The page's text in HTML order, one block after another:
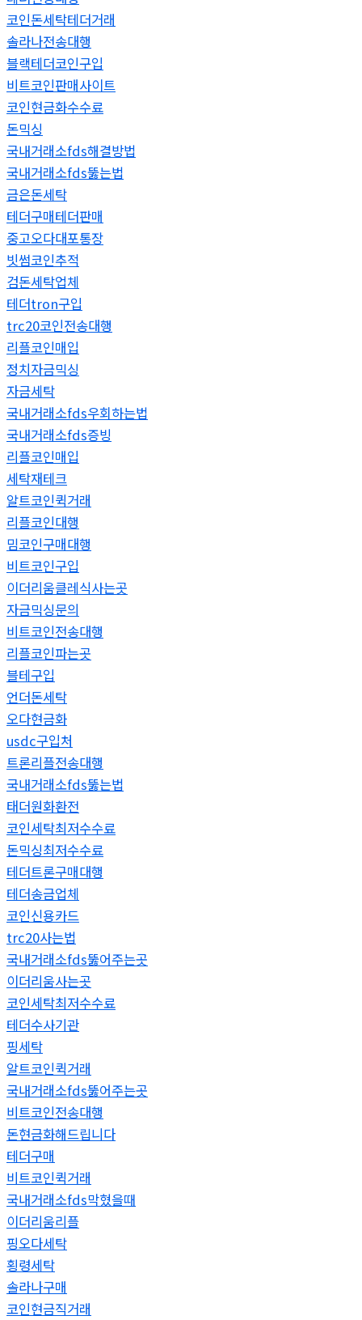
코인돈세탁테더거래
솔라나전송대행
블랙테더코인구입
비트코인판매사이트
코인현금화수수료
돈믹싱
국내거래소fds해결방법
국내거래소fds뚫는법
금은돈세탁
테더구매테더판매
중고오다대포통장
빗썸코인추적
검돈세탁업체
테더tron구입
trc20코인전송대행
리플코인매입
정치자금믹싱
자금세탁
국내거래소fds우회하는법
국내거래소fds증빙
리플코인매입
세탁재테크
알트코인퀵거래
리플코인대행
밈코인구매대행
비트코인구입
이더리움클레식사는곳
자금믹싱문의
비트코인전송대행
리플코인파는곳
블테구입
언더돈세탁
오다현금화
usdc구입처
트론리플전송대행
국내거래소fds뚫는법
태더원화환전
코인세탁최저수수료
돈믹싱최저수수료
테더트론구매대행
테더송금업체
코인신용카드
trc20사는법
국내거래소fds뚫어주는곳
이더리움사는곳
코인세탁최저수수료
테더수사기관
핑세탁
알트코인퀵거래
국내거래소fds뚫어주는곳
비트코인전송대행
돈현금화해드립니다
테더구매
비트코인퀵거래
국내거래소fds막혔을때
이더리움리플
핑오다세탁
횡령세탁
솔라나구매
코인현금직거래